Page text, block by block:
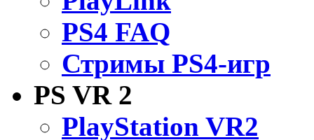
PS4 FAQ
Стримы PS4-игр
PS VR 2
PlayStation VR2